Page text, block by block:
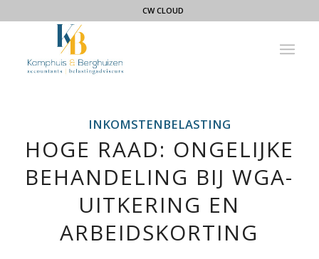
CW CLOUD
INKOMSTENBELASTING
HOGE RAAD: ONGELIJKE
BEHANDELING BIJ WGA-
UITKERING EN
ARBEIDSKORTING